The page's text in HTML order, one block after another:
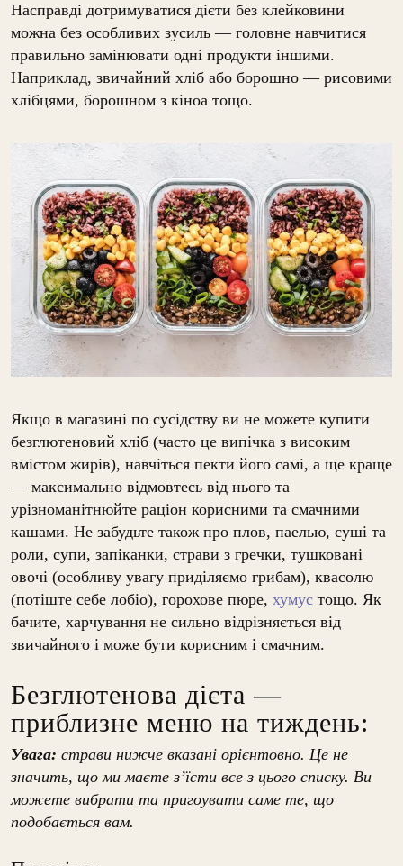
Насправді дотримуватися дієти без клейковини
можна без особливих зусиль — головне навчитися
правильно замінювати одні продукти іншими.
Наприклад, звичайний хліб або борошно — рисовими
хлібцями, борошном з кіноа тощо.
Якщо в магазині по сусідству ви не можете купити
безглютеновий хліб (часто це випічка з високим
вмістом жирів), навчіться пекти його самі, а ще краще
— максимально відмовтесь від нього та
урізноманітнюйте раціон корисними та смачними
кашами. Не забудьте також про плов, паелью, суші та
роли, супи, запіканки, страви з гречки, тушковані
овочі (особливу увагу приділяємо грибам), квасолю
(потіште себе лобіо), горохове пюре, хумус тощо. Як
бачите, харчування не сильно відрізняється від
звичайного і може бути корисним і смачним.
Безглютенова дієта —
приблизне меню на тиждень:
Увага: страви нижче вказані орієнтовно. Це не
значить, що ми маєте з’їсти все з цього списку. Ви
можете вибрати та пригоувати саме те, що
подобається вам.